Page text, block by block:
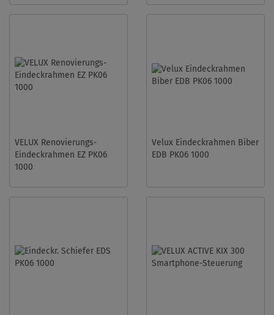
VELUX Renovierungs-
Eindeckrahmen EZ PK06
1000
Velux Eindeckrahmen Biber
EDB PK06 1000